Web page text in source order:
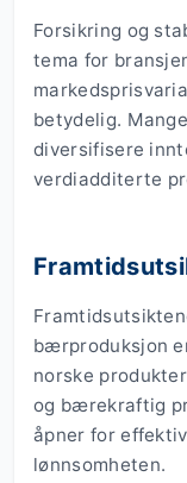
Forsikring og
tema for
betydelig.
diversifisere
verdiadditerte
bærproduksjon
norske
og bærekraftig
åpner for
lønnsomheten.